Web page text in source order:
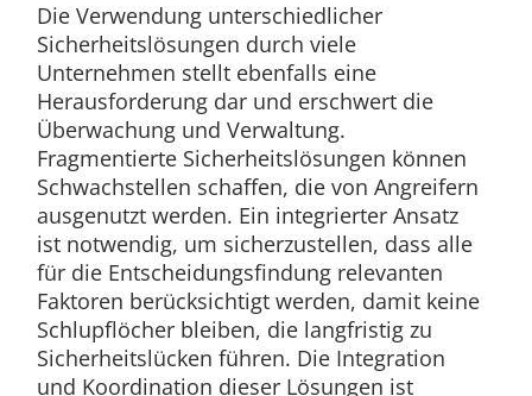
Die Verwendung unterschiedlicher
Sicherheitslösungen durch viele
Unternehmen stellt ebenfalls eine
Herausforderung dar und erschwert die
Überwachung und Verwaltung.
Fragmentierte Sicherheitslösungen können
Schwachstellen schaffen, die von Angreifern
ausgenutzt werden. Ein integrierter Ansatz
ist notwendig, um sicherzustellen, dass alle
für die Entscheidungsfindung relevanten
Faktoren berücksichtigt werden, damit keine
Schlupflöcher bleiben, die langfristig zu
Sicherheitslücken führen. Die Integration
und Koordination dieser Lösungen ist